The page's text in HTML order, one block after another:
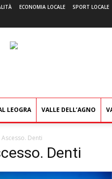
ECONOMIA LOCALE SPORT LOCALE
LEOGRA VALLE DELL’AGNO
Ascesso. Denti
Denti